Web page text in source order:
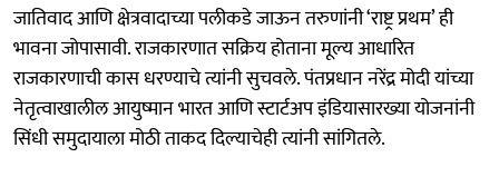
जातिवाद आणि क्षेत्रवादाच्या पलीकडे जाऊन तरुणांनी ‘राष्ट्र प्रथम’ ही
भावना जोपासावी. राजकारणात सक्रिय होताना मूल्य आधारित
राजकारणाची कास धरण्याचे त्यांनी सुचवले. पंतप्रधान नरेंद्र मोदी यांच्या
नेतृत्वाखालील आयुष्मान भारत आणि स्टार्टअप इंडियासारख्या योजनांनी
सिंधी समुदायाला मोठी ताकद दिल्याचेही त्यांनी सांगितले.